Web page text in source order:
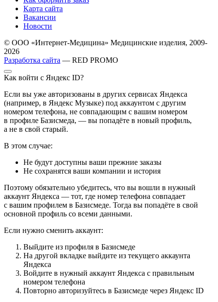
Карта сайта
Вакансии
Новости
© ООО «Интернет-Медицина» Медицинские изделия, 2009-
2026
Разработка сайта — RED PROMO
Как войти с Яндекс ID?
Если вы уже авторизованы в других сервисах Яндекса
(например, в Яндекс Музыке) под аккаунтом с другим
номером телефона, не совпадающим с вашим номером
в профиле Базисмеда, — вы попадёте в новый профиль,
а не в свой старый.
В этом случае:
Не будут доступны ваши прежние заказы
Не сохранятся ваши компании и история
Поэтому обязательно убедитесь, что вы вошли в нужный
аккаунт Яндекса — тот, где номер телефона совпадает
с вашим профилем в Базисмеде. Тогда вы попадёте в свой
основной профиль со всеми данными.
Если нужно сменить аккаунт:
Выйдите из профиля в Базисмеде
На другой вкладке выйдите из текущего аккаунта
Яндекса
Войдите в нужный аккаунт Яндекса с правильным
номером телефона
Повторно авторизуйтесь в Базисмеде через Яндекс ID